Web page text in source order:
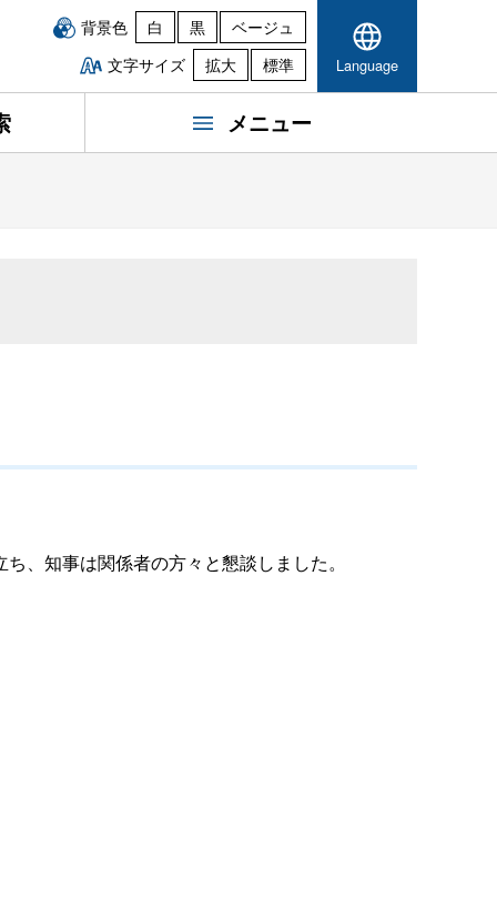
背景色 白 黒
ベージュ
文字サイズ
拡大 標準 Language
メニュー
、知事は関係者の方々と懇談しました。